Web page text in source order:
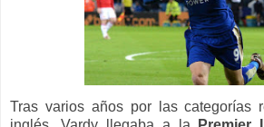
Tras varios años por las categorías